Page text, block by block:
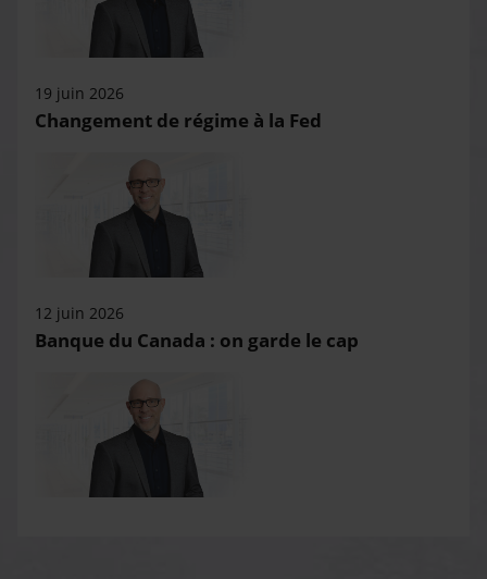
19 juin 2026
Changement de régime à la Fed
12 juin 2026
Banque du Canada : on garde le cap